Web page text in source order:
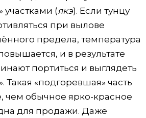
(якэ). Если тунцу
при вылове
предела, температура
и в результате
портиться и выглядеть
«подгоревшая» часть
чем обычное ярко-красное
для продажи. Даже